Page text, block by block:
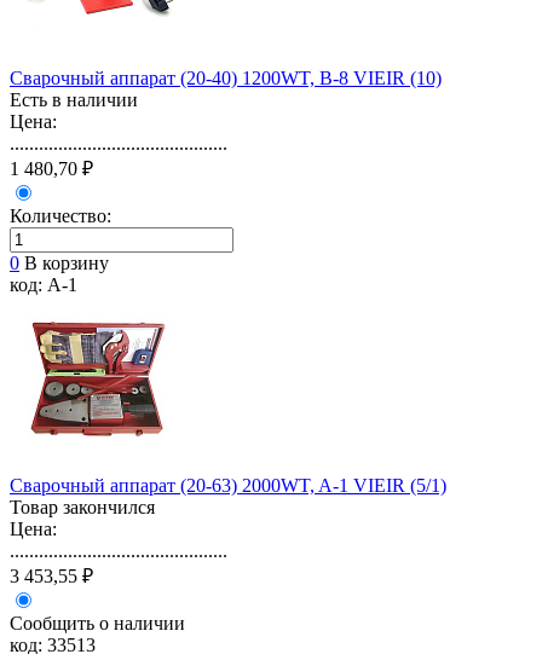
Сварочный аппарат (20-40) 1200WT, B-8 VIEIR (10)
Есть в наличии
Цена:
.............................................
1 480,70 ₽
Количество:
0 В корзину
код: A-1
Сварочный аппарат (20-63) 2000WT, A-1 VIEIR (5/1)
Товар закончился
Цена:
.............................................
3 453,55 ₽
Сообщить о наличии
код: 33513